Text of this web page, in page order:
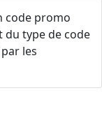
code promo
du type de code
les